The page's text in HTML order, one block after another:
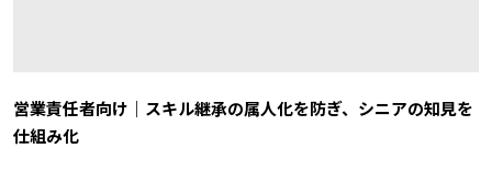
営業責任者向け｜スキル継承の属人化を防ぎ、シニアの知見を
仕組み化